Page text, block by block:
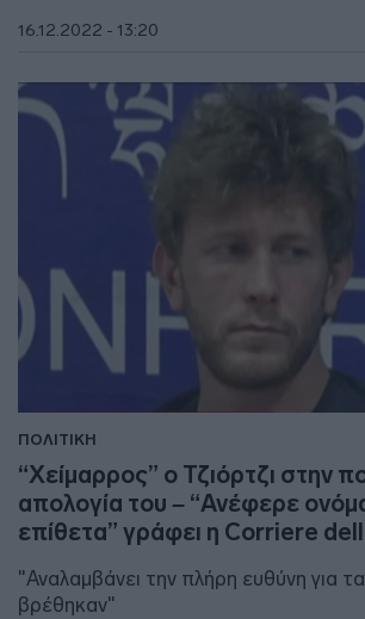
16.12.2022 - 13:20
ΠΟΛΙΤΙΚΗ
“Χείμαρρος” ο Τζιόρτζι στην
απολογία του – “Ανέφερε
επίθετα” γράφει η Corriere
"Αναλαμβάνει την πλήρη ευθύνη για
βρέθηκαν"